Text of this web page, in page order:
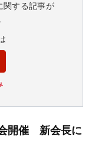
関する記事が
開催 新会長に